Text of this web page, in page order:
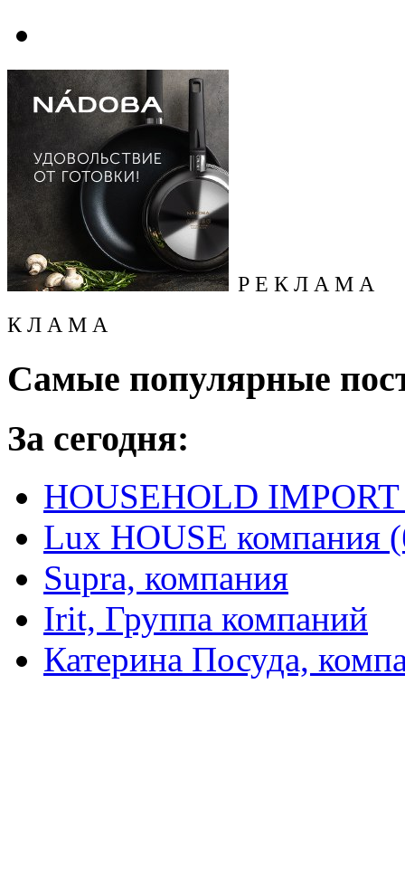
Р Е К Л А М А
К Л А М А
Самые популярные
За сегодня:
HOUSEHOLD
Lux HOUSE компания
Supra, компания
Irit, Группа компаний
Катерина Посуда,